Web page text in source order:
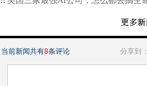
当前新闻共有8条评论 分享到：